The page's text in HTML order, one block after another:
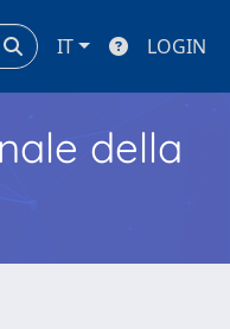
IT LOGIN
della